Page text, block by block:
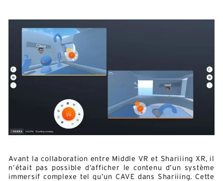
Avant la collaboration entre Middle VR et Shariiing XR, il
n’était pas possible d’afficher le contenu d’un système
immersif complexe tel qu’un CAVE dans Shariiing. Cette